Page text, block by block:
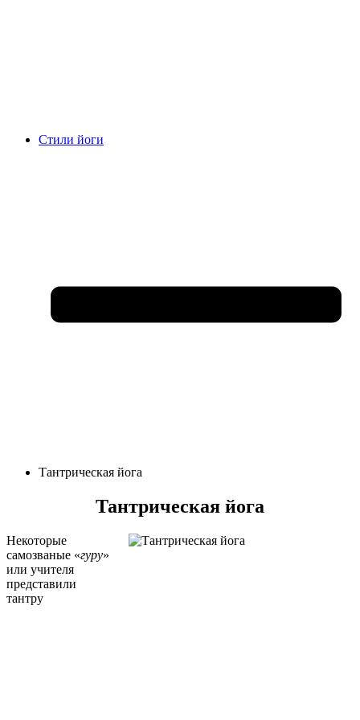
Стили йоги
Тантрическая йога
Тантрическая йога
Некоторые
самозваные «гуру»
или учителя
представили
тантру